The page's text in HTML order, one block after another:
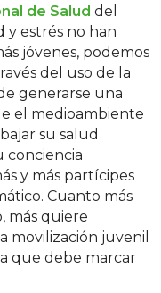
de Salud del
y estrés no han
jóvenes, podemos
del uso de la
generarse una
el medioambiente
su salud
conciencia
y más partícipes
Cuanto más
más quiere
movilización juvenil
que debe marcar